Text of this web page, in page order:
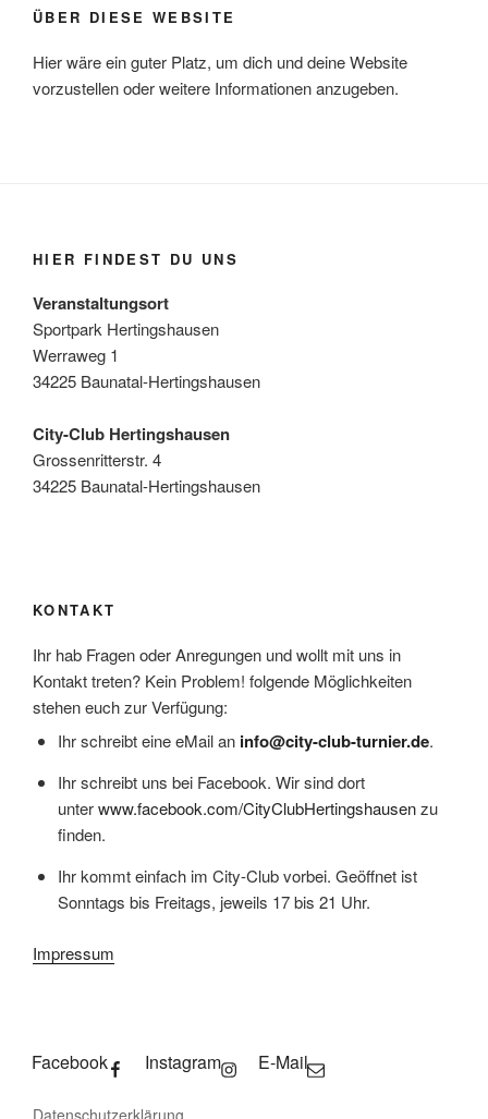
ÜBER DIESE WEBSITE
Hier wäre ein guter Platz, um dich und deine Website
vorzustellen oder weitere Informationen anzugeben.
HIER FINDEST DU UNS
Veranstaltungsort
Sportpark Hertingshausen
Werraweg 1
34225 Baunatal-Hertingshausen
City-Club Hertingshausen
Grossenritterstr. 4
34225 Baunatal-Hertingshausen
KONTAKT
Ihr hab Fragen oder Anregungen und wollt mit uns in
Kontakt treten? Kein Problem! folgende Möglichkeiten
stehen euch zur Verfügung:
Ihr schreibt eine eMail an info@city-club-turnier.de.
Ihr schreibt uns bei Facebook. Wir sind dort
unterwww.facebook.com/CityClubHertingshausenzu
finden.
Ihr kommt einfach im City-Club vorbei. Geöffnet ist
Sonntags bis Freitags, jeweils 17 bis 21 Uhr.
Impressum
Facebook Instagram E-Mail
Datenschutzerklärung